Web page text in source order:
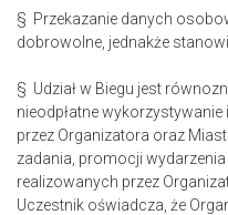
§ Przekazanie danych
dobrowolne, jednakże
§ Udział w Biegu jest
nieodpłatne
przez Organizatora oraz
zadania, promocji
realizowanych przez
Uczestnik oświadcza, że